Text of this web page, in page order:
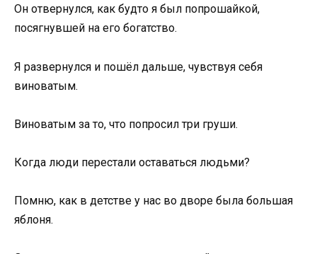
Он отвернулся, как будто я был попрошайкой,
посягнувшей на его богатство.
Я развернулся и пошёл дальше, чувствуя себя
виноватым.
Виноватым за то, что попросил три груши.
Когда люди перестали оставаться людьми?
Помню, как в детстве у нас во дворе была большая
яблоня.